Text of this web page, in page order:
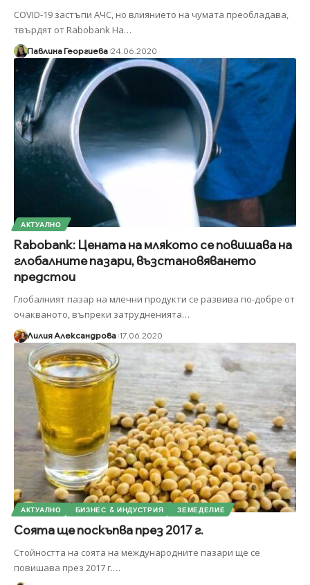
COVID-19 застъпи АЧС, но влиянието на чумата преобладава,
твърдят от Rabobank На…
Павлина Георгиева 24.06.2020
АКТУАЛНО
Rabobank: Цената на млякото се повишава на
глобалните пазари, възстановяването
предстои
Глобалният пазар на млечни продукти се развива по-добре от
очакваното, въпреки затрудненията…
Лилия Александрова 17.06.2020
АКТУАЛНО БИЗНЕС & ИНДУСТРИЯ ЗЕМЕДЕЛИЕ
Соята ще поскъпва през 2017 г.
Стойността на соята на международните пазари ще се
повишава през 2017 г.…